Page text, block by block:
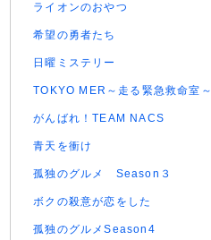
ライオンのおやつ
希望の勇者たち
日曜ミステリー
TOKYO MER～走る緊急救命室～
がんばれ！TEAM NACS
青天を衝け
孤独のグルメ Season３
ボクの殺意が恋をした
孤独のグルメSeason4